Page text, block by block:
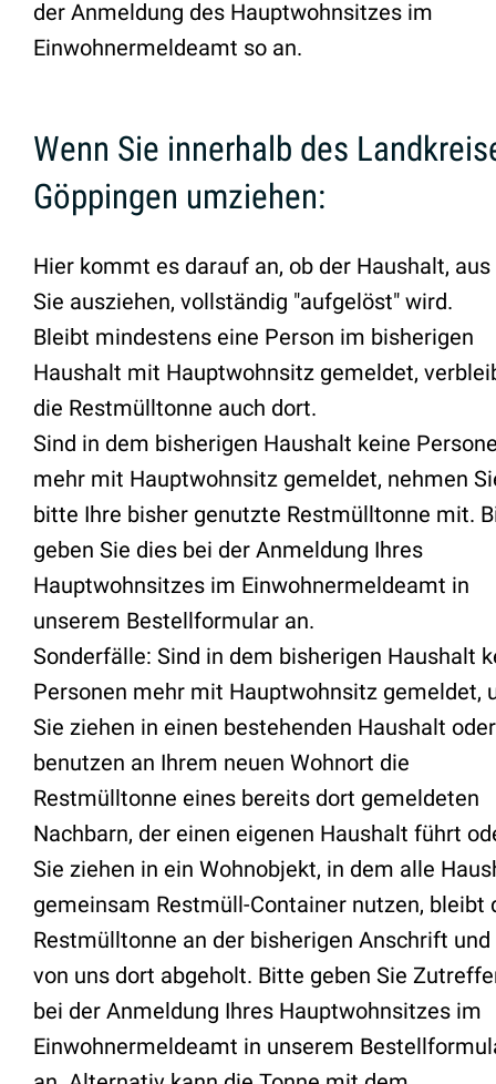
der Anmeldung des Hauptwohnsitzes im
Einwohnermeldeamt so an.
Wenn Sie innerhalb des
Göppingen umziehen:
Hier kommt es darauf an, ob der Haushalt,
Sie ausziehen, vollständig "aufgelöst" wird.
Bleibt mindestens eine Person im bisherigen
Haushalt mit Hauptwohnsitz gemeldet,
die Restmülltonne auch dort.
Sind in dem bisherigen Haushalt keine
mehr mit Hauptwohnsitz gemeldet, nehmen
bitte Ihre bisher genutzte Restmülltonne mit.
geben Sie dies bei der Anmeldung Ihres
Hauptwohnsitzes im Einwohnermeldeamt in
unserem Bestellformular an.
Sonderfälle: Sind in dem bisherigen Haushalt
Personen mehr mit Hauptwohnsitz gemeldet,
Sie ziehen in einen bestehenden Haushalt oder
benutzen an Ihrem neuen Wohnort die
Restmülltonne eines bereits dort gemeldeten
Nachbarn, der einen eigenen Haushalt führt
Sie ziehen in ein Wohnobjekt, in dem alle
gemeinsam Restmüll-Container nutzen, bleibt
Restmülltonne an der bisherigen Anschrift
von uns dort abgeholt. Bitte geben Sie
bei der Anmeldung Ihres Hauptwohnsitzes im
Einwohnermeldeamt in unserem